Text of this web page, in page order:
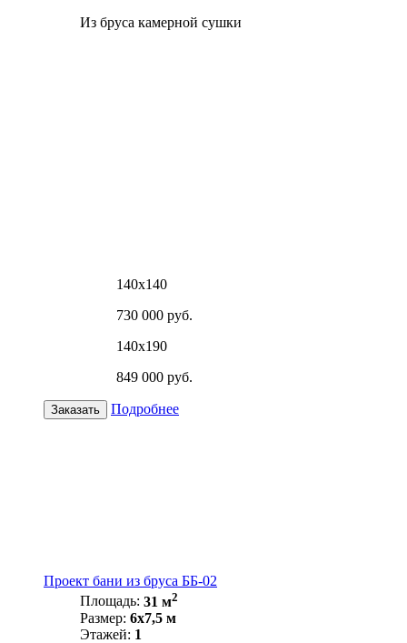
Из бруса камерной сушки
140х140
730 000 руб.
140х190
849 000 руб.
Заказать Подробнее
Проект бани из бруса ББ-02
Площадь: 31 м2
Размер: 6х7,5 м
Этажей: 1